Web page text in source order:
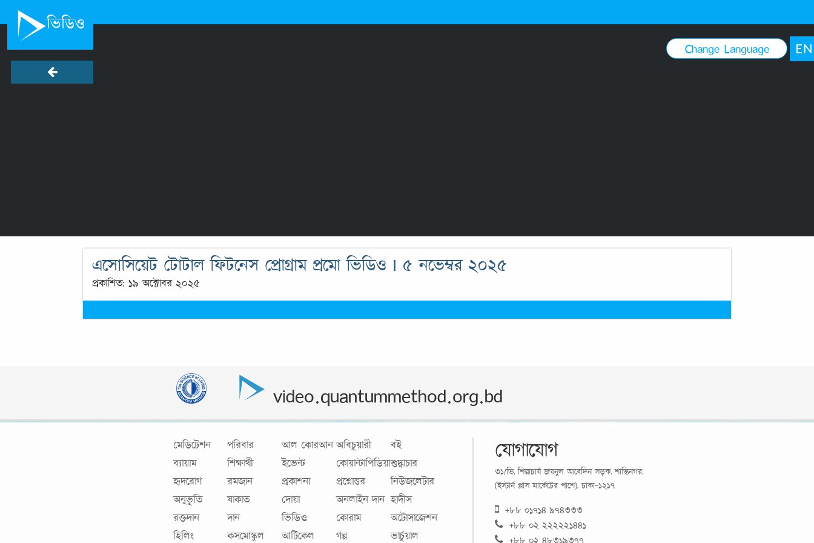
ভিডিও
Change Language EN
এসোসিয়েট টোটাল ফিটনেস প্রোগ্রাম প্রমো ভিডিও I ৫ নভেম্বর ২০২৫
প্রকাশিত: ১৯ অক্টোবর ২০২৫
video.quantummethod.org.bd
মেডিটেশন
ব্যায়াম
হৃদরোগ
অনুভূতি
রক্তদান
হিলিং
পরিবার
শিক্ষার্থী
রমজান
যাকাত
দান
কসমোস্কুল
আল কোরআন
ইভেন্ট
প্রকাশনা
দোয়া
ভিডিও
আর্টিকেল
অবিচুয়ারী
কোয়ান্টাপিডিয়া
প্রশ্নোত্তর
অনলাইন দান
কোরাম
গল্প
বই
শুদ্ধাচার
নিউজলেটার
হাদীস
অটোসাজেশন
ভার্চুয়াল
যোগাযোগ
৩১/ভি, শিল্পাচার্য জয়নুল আবেদিন সড়ক, শান্তিনগর,
(ইস্টার্ন প্লাস মার্কেটের পাশে), ঢাকা-১২১৭
+৮৮ ০১৭১৪ ৯৭৪৩৩৩
+৮৮ ০২ ২২২২২১৪৪১
+৮৮ ০২ ৪৮৩১৯৩৭৭